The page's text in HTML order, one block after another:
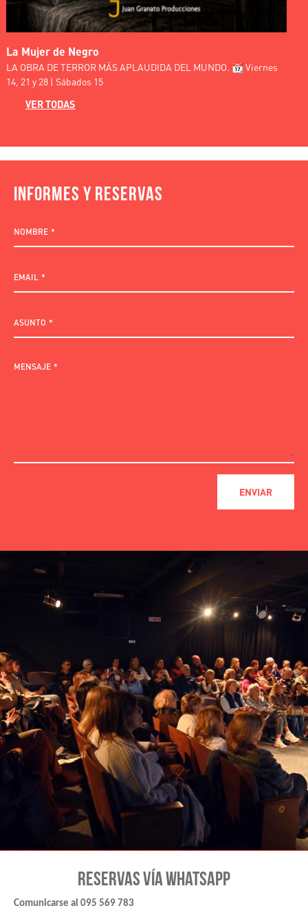
La Mujer de Negro
LA OBRA DE TERROR MÁS APLAUDIDA DEL MUNDO. 📆 Viernes
14, 21 y 28 | Sábados 15
VER TODAS
INFORMES Y RESERVAS
NOMBRE
EMAIL
ASUNTO
MENSAJE
RESERVAS VÍA WHATSAPP
Comunicarse al 095 569 783